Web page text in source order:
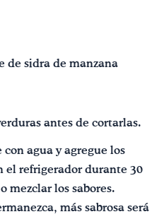
de sidra de manzana
antes de cortarlas.
agua y agregue los
el refrigerador durante 30
mezclar los sabores.
más sabrosa será